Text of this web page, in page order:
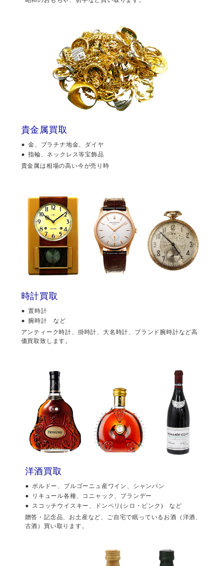
貴金属買取
金、プラチナ地金、ダイヤ
指輪、ネックレス等宝飾品
貴金属は相場の高い今が売り時
時計買取
置時計
腕時計 など
アンティーク時計、掛時計、大名時計、ブランド腕時計など高
価買取致します。
洋酒買取
ボルドー、ブルゴーニュ産ワイン、シャンパン
リキュール各種、コニャック、ブランデー
スコッチウイスキー、ドンペリ(シロ・ピンク) など
贈答・記念品、お土産など、ご自宅で眠っているお酒（洋酒、
古酒）買い取ります。